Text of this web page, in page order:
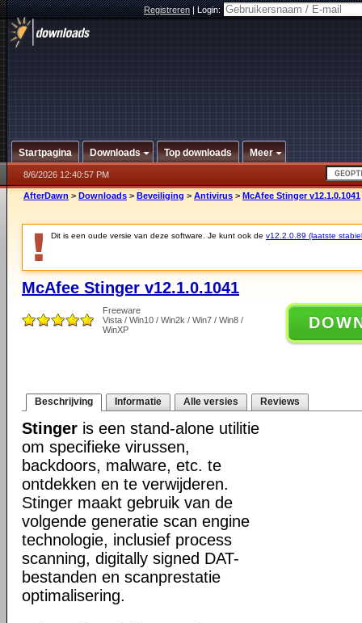
Registreren|Login:
Startpagina Downloads Top downloads Meer
8/6/2026 12:40:57 PM
AfterDawn > Downloads > Beveiliging > Antivirus > McAfee Stinger v12.1.0.1041
Dit is een oude versie van deze software. Je kunt ook de v12.2.0.89 (laatste
McAfee Stinger v12.1.0.1041
Freeware
Vista / Win10 / Win2k / Win7 / Win8 /
WinXP
Beschrijving Informatie Alle versies Reviews
Stinger is een stand-alone utilitie
om specifieke virussen,
backdoors, malware, etc. te
ontdekken en te verwijderen.
Stinger maakt gebruik van de
volgende generatie scan engine
technologie, inclusief process
scanning, digitally signed DAT-
bestanden en scanprestatie
optimalisering.